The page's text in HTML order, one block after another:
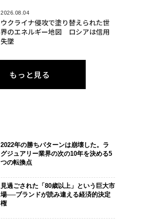
2026.08.04
ウクライナ侵攻で塗り替えられた世
界のエネルギー地図 ロシアは信用
失墜
もっと見る
2022年の勝ちパターンは崩壊した。ラ
グジュアリー業界の次の10年を決める5
つの転換点
見過ごされた「80歳以上」という巨大市
場──ブランドが読み違える経済的決定
権